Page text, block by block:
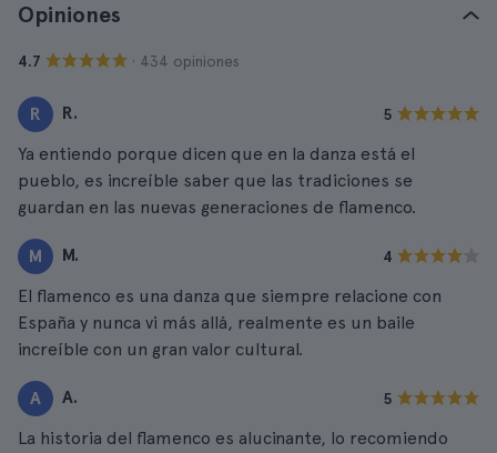
Opiniones
4.7 · 434 opiniones
R R. 5
Ya entiendo porque dicen que en la danza está el
pueblo, es increíble saber que las tradiciones se
guardan en las nuevas generaciones de flamenco.
M M. 4
El flamenco es una danza que siempre relacione con
España y nunca vi más allá, realmente es un baile
increíble con un gran valor cultural.
A A. 5
La historia del flamenco es alucinante, lo recomiendo